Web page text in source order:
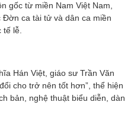
gốc từ miền Nam Việt Nam,
ca tài tử và dân ca miền
lễ.
Hán Việt, giáo sư Trần Văn
cho trở nên tốt hơn”, thể hiện
bản, nghệ thuật biểu diễn, dàn